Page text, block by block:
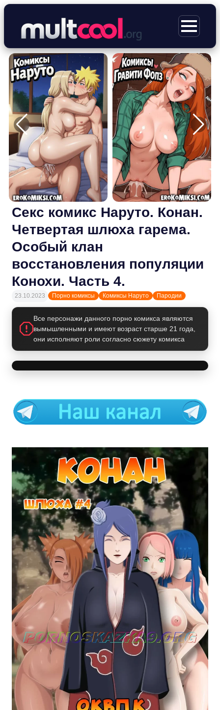
Перейти
содержимому
МЕНЮ
Секс комикс Наруто. Конан.
Четвертая шлюха гарема.
Особый клан
восстановления популяции
Конохи. Часть 4.
23.10.2023 Порно комиксы Комиксы Наруто Пародии
Все персонажи данного порно комикса являются
вымышленными и имеют возраст старше 21 года,
они исполняют роли согласно сюжету комикса